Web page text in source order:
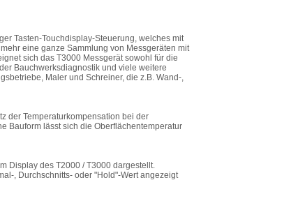
Tasten-Touchdisplay-Steuerung, welches mit
eine ganze Sammlung von Messgeräten mit
sich das T3000 Messgerät sowohl für die
Bauchwerksdiagnostik und viele weitere
Maler und Schreiner, die z.B. Wand-,
der Temperaturkompensation bei der
Bauform lässt sich die Oberflächentemperatur
Display des T2000 / T3000 dargestellt.
, Durchschnitts- oder "Hold"-Wert angezeigt